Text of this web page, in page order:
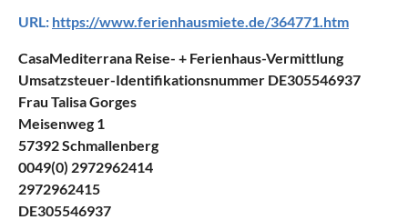
URL: https://www.ferienhausmiete.de/364771.htm
CasaMediterrana Reise- + Ferienhaus-Vermittlung
Umsatzsteuer-Identifikationsnummer DE305546937
Frau Talisa Gorges
Meisenweg 1
57392 Schmallenberg
0049(0) 2972962414
2972962415
DE305546937